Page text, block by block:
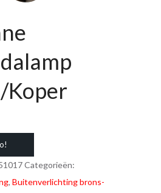
Koper
Categorieën:
, Buitenverlichting brons-